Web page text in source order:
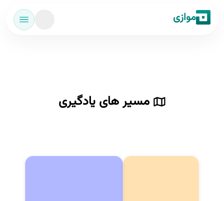
موازی
مسیر های یادگیری